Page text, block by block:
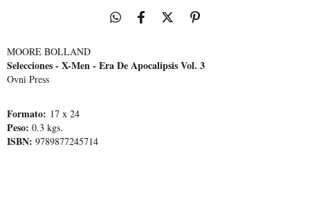
MOORE BOLLAND
Selecciones - X-Men - Era De Apocalipsis Vol. 3
Ovni Press
Formato: 17 x 24
Peso: 0.3 kgs.
ISBN: 9789877245714